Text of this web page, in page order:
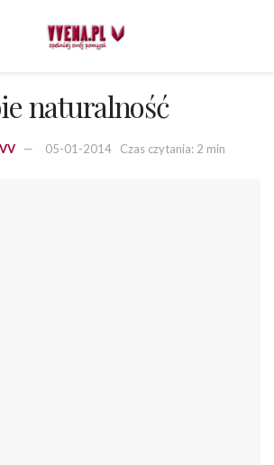
naturalność
VV 05-01-2014 Czas czytania: 2 min